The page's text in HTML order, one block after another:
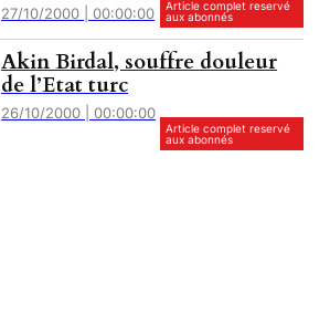
27/10/2000 | 00:00:00
Article complet reservé
aux abonnés
Akin Birdal, souffre douleur
de l’Etat turc
26/10/2000 | 00:00:00
Article complet reservé
aux abonnés